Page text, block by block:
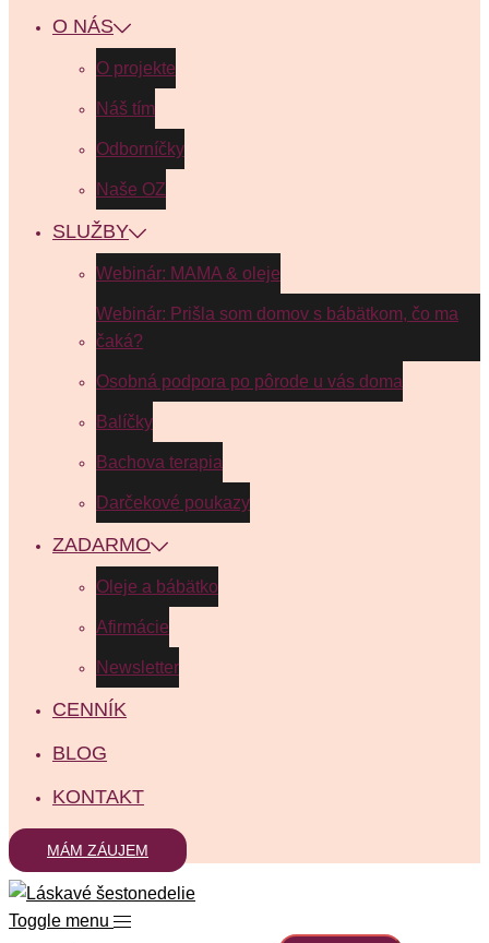
O NÁS
O projekte
Náš tím
Odborníčky
Naše OZ
SLUŽBY
Webinár: MAMA & oleje
Webinár: Prišla som domov s bábätkom, čo ma
čaká?
Osobná podpora po pôrode u vás doma
Balíčky
Bachova terapia
Darčekové poukazy
ZADARMO
Oleje a bábätko
Afirmácie
Newsletter
CENNÍK
BLOG
KONTAKT
MÁM ZÁUJEM
Toggle menu